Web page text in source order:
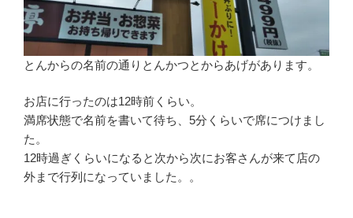
とんからの名前の通りとんかつとからあげがあります。
お店に行ったのは12時前くらい。
満席状態で名前を書いて待ち、5分くらいで席につけまし
た。
12時過ぎくらいになると次から次にお客さんが来て店の
外まで行列になっていました。。